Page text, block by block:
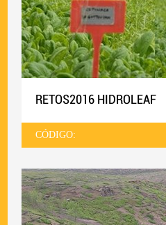
RETOS2016 HIDROLEAF
CÓDIGO: